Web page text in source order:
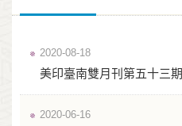
2020-08-18
美印臺南雙月刊第五十三期
2020-06-16